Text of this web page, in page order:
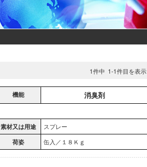
1件中 1-1件目を表示
機能 消臭剤
素材又は用途 スプレー
荷姿 缶入／１８Ｋｇ